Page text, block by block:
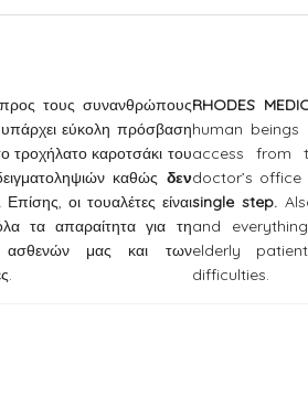
προς τους συνανθρώπους
υπάρχει εύκολη πρόσβαση
τροχήλατο καροτσάκι του
καθώς δεν
Επίσης, οι τουαλέτες είναι
τα απαραίτητα για τη
ασθενών μας και των
RHODES
human
access from
doctor’s
single step.
and
elderly
difficulties.